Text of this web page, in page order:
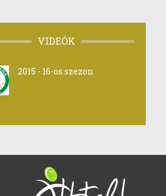
VIDEÓK
2015 - 16-os szezon